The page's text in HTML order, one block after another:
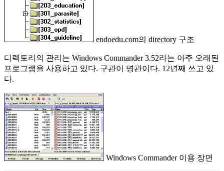
endoedu.com의 directory 구조
디렉토리의 관리는 Windows Commander 3.52라는 아주 오래된
프로그램을 사용하고 있다. 구관이 명관이다. 12년째 쓰고 있
다.
Windows Commander 이용 장면